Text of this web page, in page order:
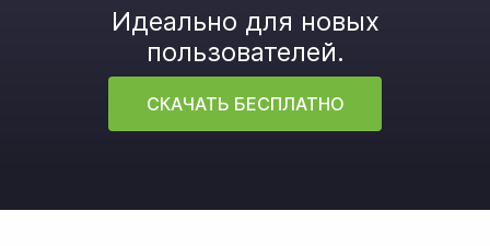
Идеально для новых
пользователей.
СКАЧАТЬ БЕСПЛАТНО